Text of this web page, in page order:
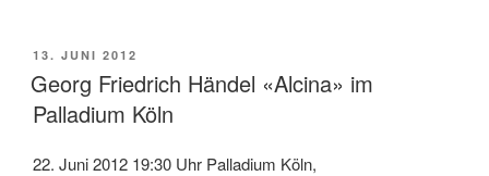
VERÖFFENTLICHT
AM
13. JUNI 2012
Georg Friedrich Händel «Alcina» im
Palladium Köln
22. Juni 2012 19:30 Uhr Palladium Köln,